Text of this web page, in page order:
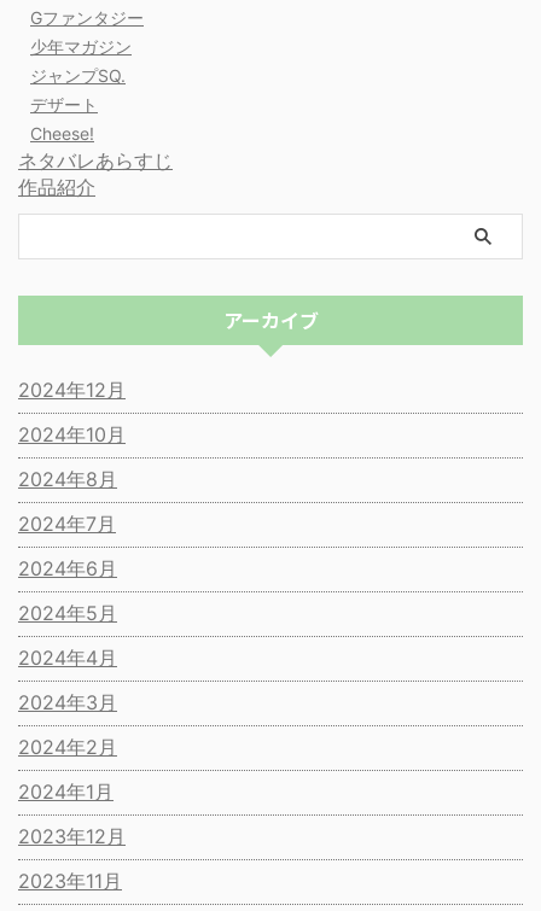
Gファンタジー
少年マガジン
ジャンプSQ.
デザート
Cheese!
ネタバレあらすじ
作品紹介
アーカイブ
2024年12月
2024年10月
2024年8月
2024年7月
2024年6月
2024年5月
2024年4月
2024年3月
2024年2月
2024年1月
2023年12月
2023年11月